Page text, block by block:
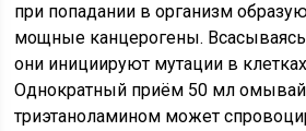
при попадании в организм
мощные канцерогены. Всасываясь
они инициируют мутации в
Однократный приём 50 мл
триэтаноламином может